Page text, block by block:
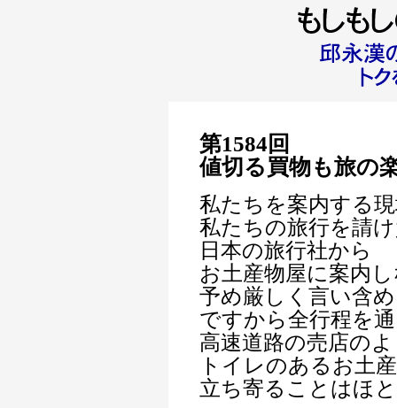
第1584回
値切る買物も旅の
私たちを案内する
私たちの旅行を請
日本の旅行社から
お土産物屋に案内
予め厳しく言い含
ですから全行程を
高速道路の売店の
トイレのあるお土
立ち寄ることはほ